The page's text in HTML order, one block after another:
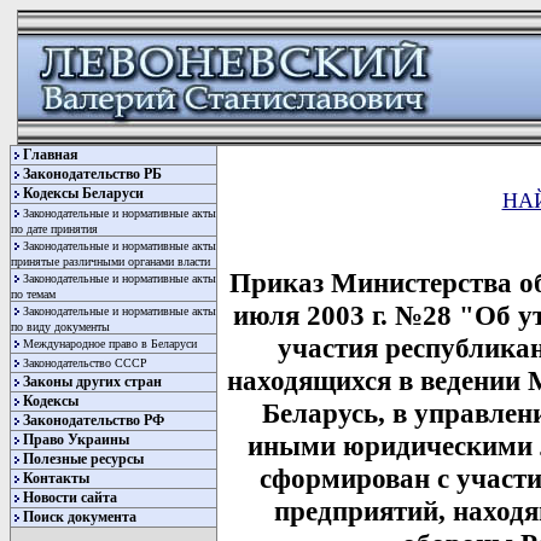
Главная
Законодательство РБ
Кодексы Беларуси
Законодательные и нормативные акты
по дате принятия
Законодательные и нормативные акты
принятые различными органами власти
Законодательные и нормативные акты
по темам
Законодательные и нормативные акты
по виду документы
Международное право в Беларуси
Законодательство СССР
Законы других стран
Кодексы
Законодательство РФ
Право Украины
Полезные ресурсы
Контакты
Новости сайта
Поиск документа
Приказ Министерства
июля 2003 г. №28 "Об
участия
находящихся в ведении
Беларусь, в
иными юридическими
сформирован с
предприятий,